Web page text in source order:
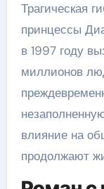
Трагическая
принцессы
в 1997 году
миллионов
влияние на
продолжают